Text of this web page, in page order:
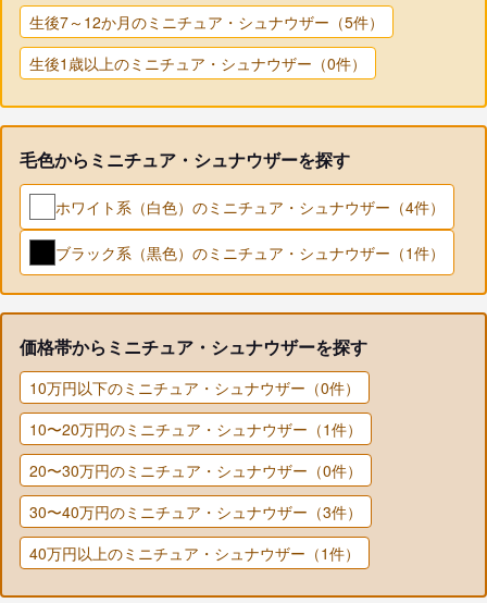
生後7～12か月のミニチュア・シュナウザー（5件）
生後1歳以上のミニチュア・シュナウザー（0件）
毛色からミニチュア・シュナウザーを探す
ホワイト系（白色）のミニチュア・シュナウザー（4件）
ブラック系（黒色）のミニチュア・シュナウザー（1件）
価格帯からミニチュア・シュナウザーを探す
10万円以下のミニチュア・シュナウザー（0件）
10〜20万円のミニチュア・シュナウザー（1件）
20〜30万円のミニチュア・シュナウザー（0件）
30〜40万円のミニチュア・シュナウザー（3件）
40万円以上のミニチュア・シュナウザー（1件）